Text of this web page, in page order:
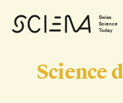
Swiss
Science
Today
Science